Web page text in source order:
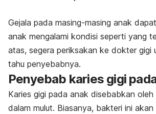
Gejala pada masing-masing anak
anak mengalami kondisi seperti yang
atas, segera periksakan ke dokter gigi
tahu penyebabnya.
Penyebab karies gigi
Karies gigi pada anak disebabkan
dalam mulut. Biasanya, bakteri ini